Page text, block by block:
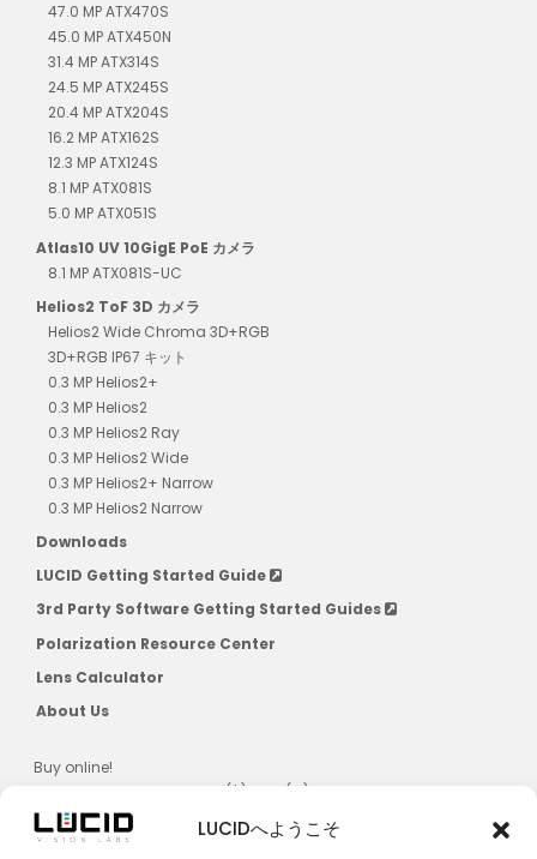
LUCIDへようこそ
47.0 MP ATX470S
45.0 MP ATX450N
31.4 MP ATX314S
24.5 MP ATX245S
20.4 MP ATX204S
16.2 MP ATX162S
12.3 MP ATX124S
8.1 MP ATX081S
5.0 MP ATX051S
Atlas10 UV 10GigE PoE カメラ
8.1 MP ATX081S-UC
Helios2 ToF 3D カメラ
Helios2 Wide Chroma 3D+RGB
3D+RGB IP67 キット
0.3 MP Helios2+
0.3 MP Helios2
0.3 MP Helios2 Ray
0.3 MP Helios2 Wide
0.3 MP Helios2+ Narrow
0.3 MP Helios2 Narrow
Downloads
LUCID Getting Started Guide
3rd Party Software Getting Started Guides
Polarization Resource Center
Lens Calculator
About Us
Buy online!
US, CAD, AU, JPN, NZ, SG, KR ($) & EU (€)